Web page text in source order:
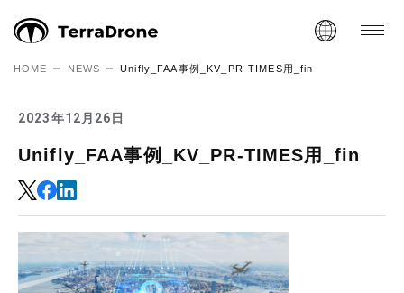
HOME NEWS Unifly_FAA事例_KV_PR-TIMES用_fin
2023年12月26日
Unifly_FAA事例_KV_PR-TIMES用_fin